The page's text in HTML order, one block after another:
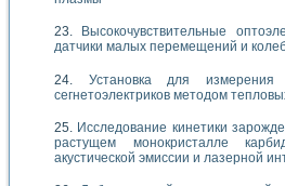
Высокочувствительные
датчики малых перемещений и
Установка для измерения
сегнетоэлектриков методом
Исследование кинетики
растущем монокристалле
акустической эмиссии и лазерной